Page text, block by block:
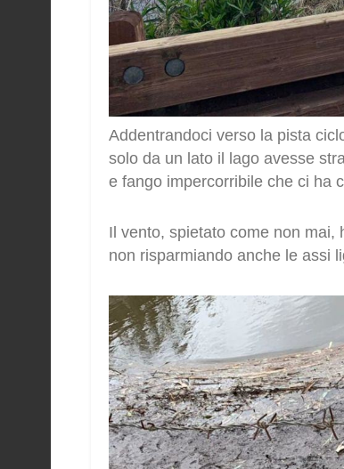
Addentrandoci verso la pista
solo da un lato il lago avesse
e fango impercorribile che ci ha
Il vento, spietato come non mai,
non risparmiando anche le assi